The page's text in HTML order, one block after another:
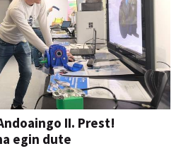
II. Prest!
egin dute